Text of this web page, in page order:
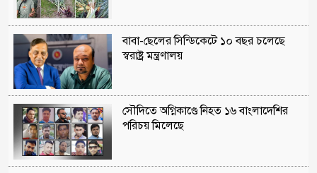
বাবা-ছেলের সিন্ডিকেটে ১০ বছর চলেছে
স্বরাষ্ট্র মন্ত্রণালয়
সৌদিতে অগ্নিকাণ্ডে নিহত ১৬ বাংলাদেশির
পরিচয় মিলেছে